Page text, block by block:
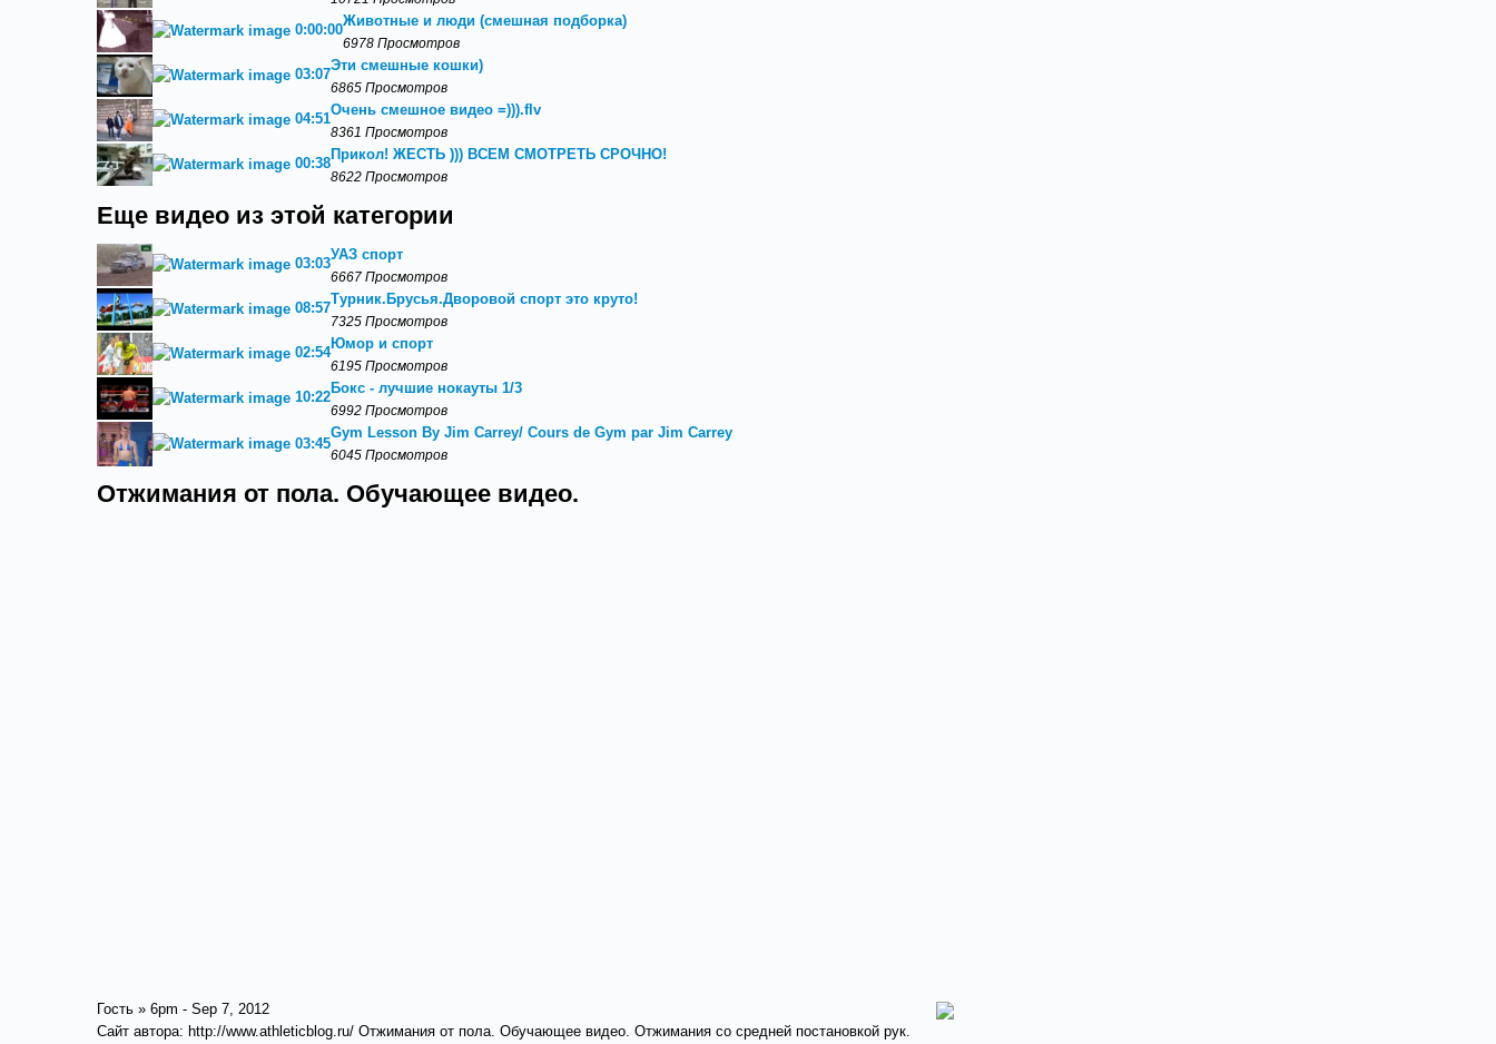
0:00:00
Животные и люди (смешная подборка)
6978 Просмотров
03:07
Эти смешные кошки)
6865 Просмотров
04:51
Очень смешное видео =))).flv
8361 Просмотров
00:38
Прикол! ЖЕСТЬ ))) ВСЕМ СМОТРЕТЬ СРОЧНО!
8622 Просмотров
Еще видео из этой категории
03:03
УАЗ спорт
6667 Просмотров
08:57
Турник.Брусья.Дворовой спорт это круто!
7325 Просмотров
02:54
Юмор и спорт
6195 Просмотров
10:22
Бокс - лучшие нокауты 1/3
6992 Просмотров
03:45
Gym Lesson By Jim Carrey/ Cours de Gym par Jim Carrey
6045 Просмотров
Отжимания от пола. Обучающее видео.
Гость » 6pm - Sep 7, 2012
Сайт автора: http://www.athleticblog.ru/ Отжимания от пола. Обучающее видео. Отжимания со средней постановкой рук.